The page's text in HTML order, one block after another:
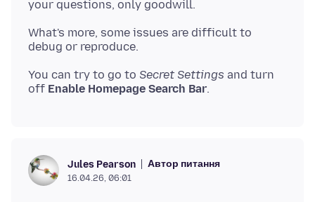
What's more, some issues are difficult to
You can try to go to Secret Settings and turn
off Enable Homepage Search Bar
Jules Pearson Автор питання
16.04.26, 06:01